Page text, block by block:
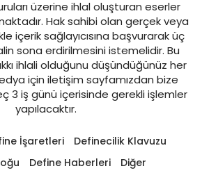
üzerine ihlal oluşturan eserler
Hak sahibi olan gerçek veya
içerik sağlayıcısına başvurarak üç
sona erdirilmesini istemelidir. Bu
ihlali olduğunu düşündüğünüz her
için iletişim sayfamızdan bize
3 iş günü içerisinde gerekli işlemler
yapılacaktır.
İşaretleri
Definecilik Klavuzu
Define Haberleri Diğer